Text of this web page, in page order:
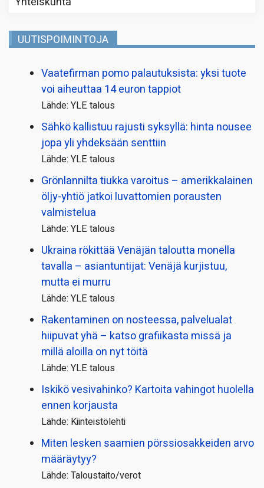
UUTISPOIMINTOJA
Vaatefirman pomo palautuksista: yksi tuote
voi aiheuttaa 14 euron tappiot
Lähde: YLE talous
Sähkö kallistuu rajusti syksyllä: hinta nousee
jopa yli yhdeksään senttiin
Lähde: YLE talous
Grönlannilta tiukka varoitus – amerikkalainen
öljy-yhtiö jatkoi luvattomien porausten
valmistelua
Lähde: YLE talous
Ukraina rökittää Venäjän taloutta monella
tavalla – asiantuntijat: Venäjä kurjistuu,
mutta ei murru
Lähde: YLE talous
Rakentaminen on nosteessa, palvelualat
hiipuvat yhä – katso grafiikasta missä ja
millä aloilla on nyt töitä
Lähde: YLE talous
Iskikö vesivahinko? Kartoita vahingot huolella
ennen korjausta
Lähde: Kiinteistölehti
Miten lesken saamien pörssi­osakkeiden arvo
määräytyy?
Lähde: Taloustaito/verot